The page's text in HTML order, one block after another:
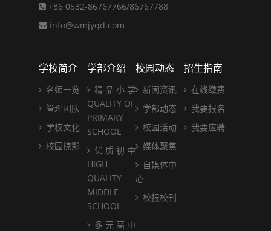
+86 0532-86767766/86767788
info@wmjyqd.com
学校简介
名师一览
管理团队
学校文化
校园掠影
学部介绍
精 品 小 学
QUALITY OF
PRIMARY
SCHOOL
优 质 初 中
HIGH
QUALITY
MIDDLE
SCHOOL
多 元 高 中
校园动态
新闻资讯
学部动态
校园活动
媒体聚焦
自媒体中
心
校报校刊
招生指南
在线缴费
我要报名
我要应聘